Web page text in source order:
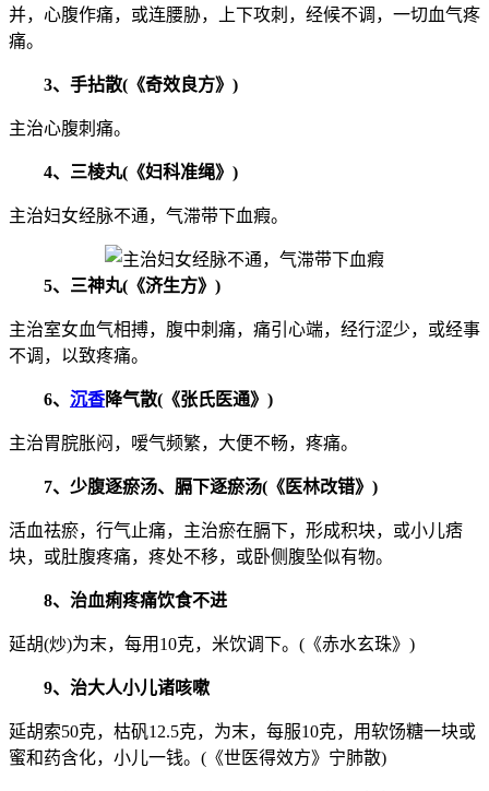
并，心腹作痛，或连腰胁，上下攻刺，经候不调，一切血气疼
痛。
3、手拈散(《奇效良方》)
主治心腹刺痛。
4、三棱丸(《妇科准绳》)
主治妇女经脉不通，气滞带下血瘕。
5、三神丸(《济生方》)
主治室女血气相搏，腹中刺痛，痛引心端，经行涩少，或经事
不调，以致疼痛。
6、 沉香降气散(《张氏医通》)
主治胃脘胀闷，嗳气频繁，大便不畅，疼痛。
7、少腹逐瘀汤、膈下逐瘀汤(《医林改错》)
活血祛瘀，行气止痛，主治瘀在膈下，形成积块，或小儿痞
块，或肚腹疼痛，疼处不移，或卧侧腹坠似有物。
8、治血痢疼痛饮食不进
延胡(炒)为末，每用10克，米饮调下。(《赤水玄珠》)
9、治大人小儿诸咳嗽
延胡索50克，枯矾12.5克，为末，每服10克，用软饧糖一块或
蜜和药含化，小儿一钱。(《世医得效方》宁肺散)